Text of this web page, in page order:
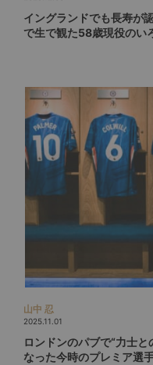
イングランドでも長寿が
で生で観た58歳現役のい
山中 忍
2025.11.01
ロンドンのパブで“力士
なった今時のプレミア選